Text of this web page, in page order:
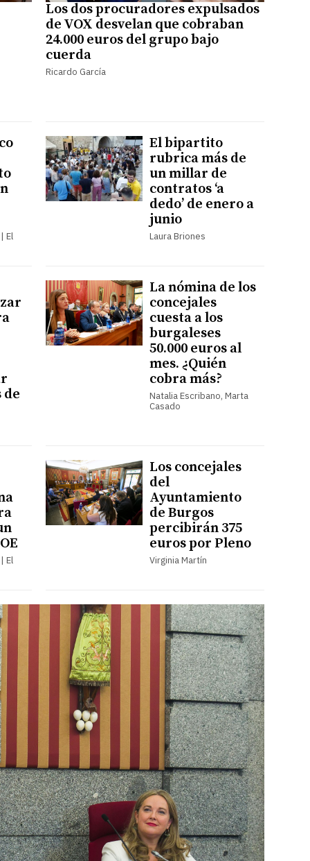
Los dos procuradores expulsados
de VOX desvelan que cobraban
24.000 euros del grupo bajo
cuerda
Ricardo García
El
El bipartito
rubrica más de
un millar de
contratos ‘a
dedo’ de enero a
junio
Laura Briones
de
La nómina de los
concejales
cuesta a los
burgaleses
50.000 euros al
mes. ¿Quién
cobra más?
Natalia Escribano, Marta
Casado
El
Los concejales
del
Ayuntamiento
de Burgos
percibirán 375
euros por Pleno
Virginia Martín